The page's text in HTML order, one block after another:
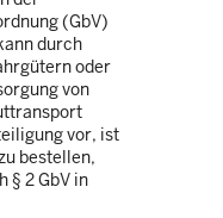
(GbV)
durch
oder
von
vor, ist
bestellen,
§ 2 GbV in